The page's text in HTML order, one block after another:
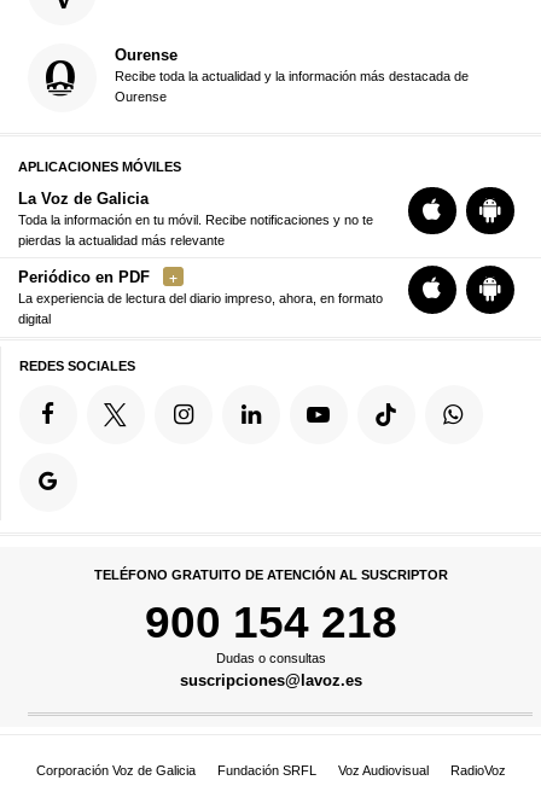
Ourense
Recibe toda la actualidad y la información más destacada de
Ourense
APLICACIONES MÓVILES
La Voz de Galicia
Toda la información en tu móvil. Recibe notificaciones y no te
pierdas la actualidad más relevante
Periódico en PDF
La experiencia de lectura del diario impreso, ahora, en formato
digital
REDES SOCIALES
TELÉFONO GRATUITO DE ATENCIÓN AL SUSCRIPTOR
900 154 218
Dudas o consultas
suscripciones@lavoz.es
Corporación Voz de Galicia Fundación SRFL Voz Audiovisual
RadioVoz